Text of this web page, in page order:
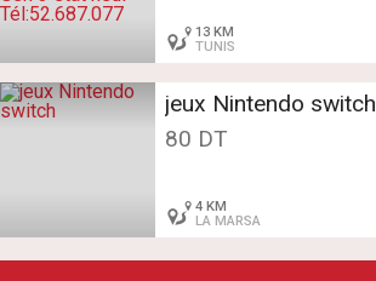
13 KM
TUNIS
jeux Nintendo switch
80 DT
4 KM
LA MARSA